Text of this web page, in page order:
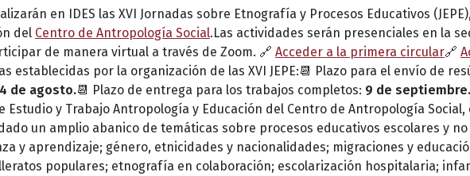
en IDES las XVI Jornadas sobre Etnografía y Procesos Educativos
del Centro de Antropología Social.Las actividades serán presenciales en la
de manera virtual a través de Zoom. 🔗 Acceder a la primera circular🔗
establecidas por la organización de las XVI JEPE:📆 Plazo para el envío de
de agosto.📆 Plazo de entrega para los trabajos completos: 9 de septiembre.
Estudio y Trabajo Antropología y Educación del Centro de Antropología
un amplio abanico de temáticas sobre procesos educativos escolares y
y aprendizaje; género, etnicidades y nacionalidades; migraciones y
populares; etnografía en colaboración; escolarización hospitalaria;